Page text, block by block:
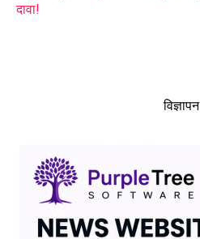
दावा!
विज्ञापन